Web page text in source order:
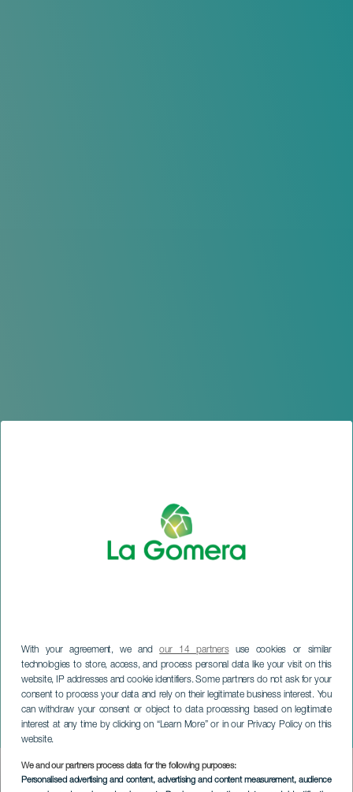
With your agreement, we andour 14 partnersuse cookies or similar
technologies to store, access, and process personal data like your visit on this
website, IP addresses and cookie identifiers. Some partners do not ask for your
consent to process your data and rely on their legitimate business interest. You
can withdraw your consent or object to data processing based on legitimate
interest at any time by clicking on “Learn More” or in our Privacy Policy on this
website.
We and our partners process data for the following purposes:
Personalised advertising and content, advertising and content measurement, audience
Unelmien luoja
LA GOMERA
Imagen
Listado